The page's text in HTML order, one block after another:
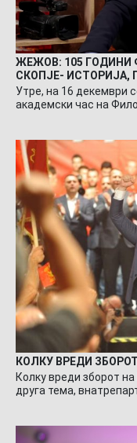
ЖЕЖОВ: 105
СКОПЈЕ- ИСТОРИЈА,
Утре, на 16 декември
академски час на
КОЛКУ ВРЕДИ
Колку вреди зборот
друга тема,